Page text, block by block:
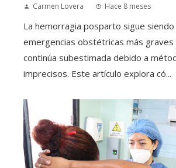
Carmen Lovera Hace 8 meses
La hemorragia posparto sigue siendo
emergencias obstétricas más graves
continúa subestimada debido a
imprecisos. Este artículo explora có...